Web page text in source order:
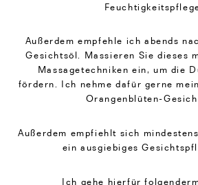
Außerdem empfehle ich abends
Gesichtsöl. Massieren Sie dieses
Massagetechniken ein, um die
fördern. Ich nehme dafür gerne
Orangenblüten-
Außerdem empfiehlt sich
ein ausgiebiges
Ich gehe hierfür